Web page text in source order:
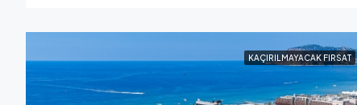
KAÇIRILMAYACAK FIRSAT